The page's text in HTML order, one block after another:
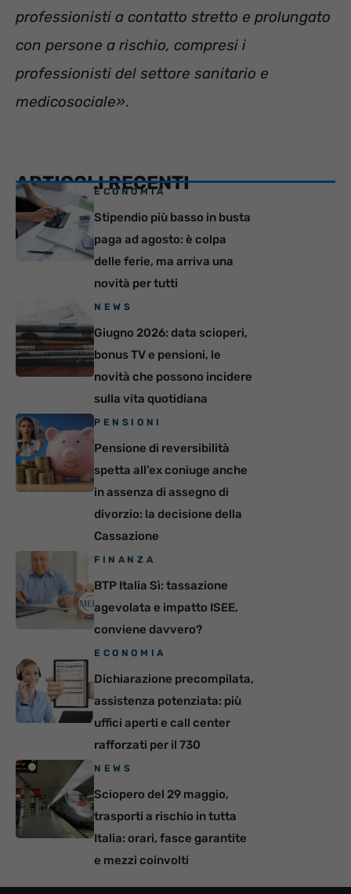
professionisti a contatto stretto e prolungato
con persone a rischio, compresi i
professionisti del settore sanitario e
medicosociale».
ARTICOLI RECENTI
ECONOMIA
Stipendio più basso in busta
paga ad agosto: è colpa
delle ferie, ma arriva una
novità per tutti
NEWS
Giugno 2026: data scioperi,
bonus TV e pensioni, le
novità che possono incidere
sulla vita quotidiana
PENSIONI
Pensione di reversibilità
spetta all’ex coniuge anche
in assenza di assegno di
divorzio: la decisione della
Cassazione
FINANZA
BTP Italia Sì: tassazione
agevolata e impatto ISEE,
conviene davvero?
ECONOMIA
Dichiarazione precompilata,
assistenza potenziata: più
uffici aperti e call center
rafforzati per il 730
NEWS
Sciopero del 29 maggio,
trasporti a rischio in tutta
Italia: orari, fasce garantite
e mezzi coinvolti